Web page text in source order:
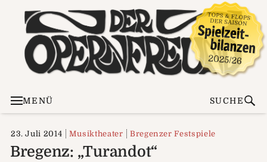
MENÜ SUCHE
23. Juli 2014 Musiktheater Bregenzer Festspiele
Bregenz: „Turandot“